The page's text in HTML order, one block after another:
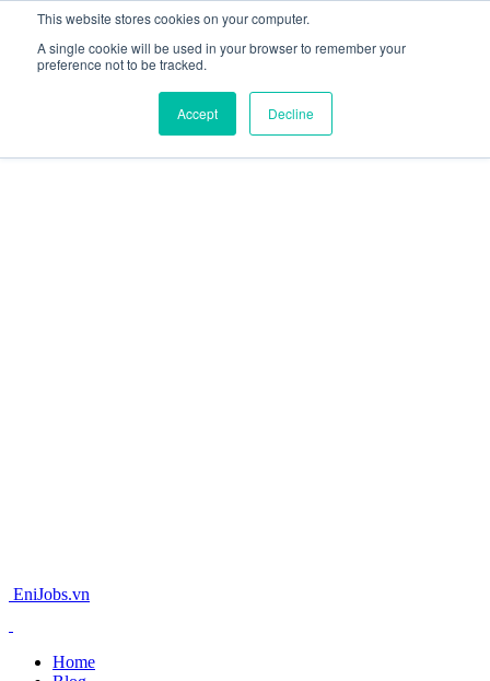
This website stores cookies on your computer.
A single cookie will be used in your browser to remember your
preference not to be tracked.
Accept Decline
EniJobs.vn
Home